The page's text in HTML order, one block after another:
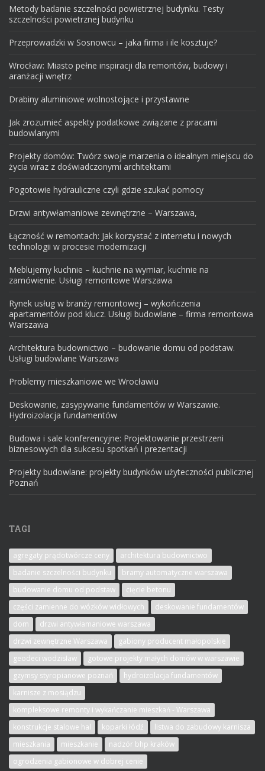
Metody badanie szczelności powietrznej budynku. Testy
szczelności powietrznej budynku
Przeprowadzki w Sosnowcu – jaka firma i ile kosztuje?
Wrocław: Miasto pełne inspiracji dla remontów, budowy i
aranżacji wnętrz
Drabiny aluminiowe wolnostojące i przystawne
Jak zrozumieć aspekty podatkowe związane z pracami
budowlanymi
Projekty domów: Twórz swoje marzenia o idealnym miejscu do
życia wraz z doświadczonymi architektami
Pogotowie hydrauliczne czyli gdzie szukać pomocy
Drzwi antywłamaniowe zewnętrzne – Warszawa,
Łączność w remontach: Jak korzystać z internetu i nowych
technologii w procesie modernizacji
Meblujemy kuchnie – kuchnie na wymiar, kuchnie na
zamówienie. Usługi remontowe Warszawa
Rynek usług w branży remontowej – wykończenia
apartamentów pod klucz. Usługi budowlane – firma remontowa
Warszawa
Architektura budownictwo – budowanie domu od podstaw.
Usługi budowlane Warszawa
Problemy mieszkaniowe we Wrocławiu
Deskowanie, zasypywanie fundamentów w Warszawie.
Hydroizolacja fundamentów
Budowa i sale konferencyjne: Projektowanie przestrzeni
biznesowych dla sukcesu spotkań i prezentacji
Projekty budowlane: projekty budynków użyteczności publicznej
Poznań
TAGI
agregaty prądotwórcze ceny
architektura budownictwo
badanie szczelności budynku
bramy automatyczne warszawa
budowanie domu od podstaw
cięcie betonu
części zamienne do wózków widłowych
deskowanie fundamentów
dom
drzwi antywłamaniowe warszawa
drzwi zewnętrzne Warszawa
gabiony producent małopolskie
geodeci wodzisław
gotowe projekty małych domów w warszawie
gzymsy styropianowe poznań
hydroizolacja fundamentów
karnisze z mosiądzu
kompleksowe remonty i wykańczanie mieszkań - Warszawa
konstrukcje stalowe hal
koparki łódź
listwa do zabudowy karnisza
mieszkania
mieszkanie
nadzór bhp kraków
ogrodzenia gabionowe w dobrej cenie